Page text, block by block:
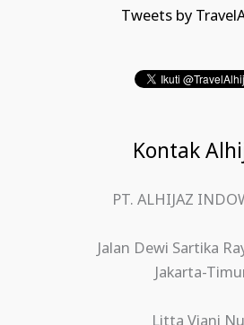
Tweets by
Kontak
PT. ALHIJAZ
Jalan Dewi Sartika
Jakarta-